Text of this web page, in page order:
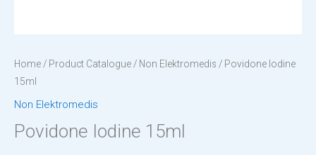
Home / Product Catalogue / Non Elektromedis / Povidone Iodine
15ml
Non Elektromedis
Povidone Iodine 15ml